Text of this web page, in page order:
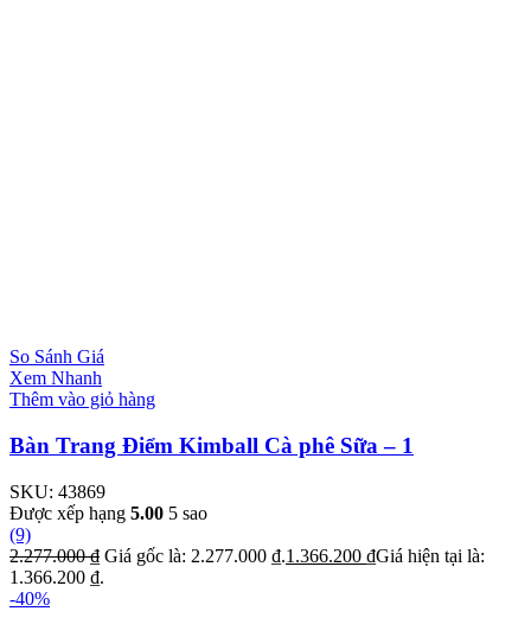
So Sánh Giá
Xem Nhanh
Thêm vào giỏ hàng
Bàn Trang Điểm Kimball Cà phê Sữa – 1
SKU: 43869
Được xếp hạng 5.00 5 sao
(9)
2.277.000₫ Giá gốc là: 2.277.000 ₫.1.366.200 ₫Giá hiện tại là:
1.366.200 ₫.
-40%